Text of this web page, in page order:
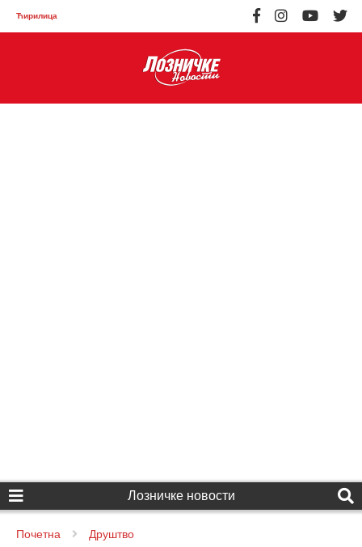
Ћирилица
Лозничке новости
Почетна Друштво